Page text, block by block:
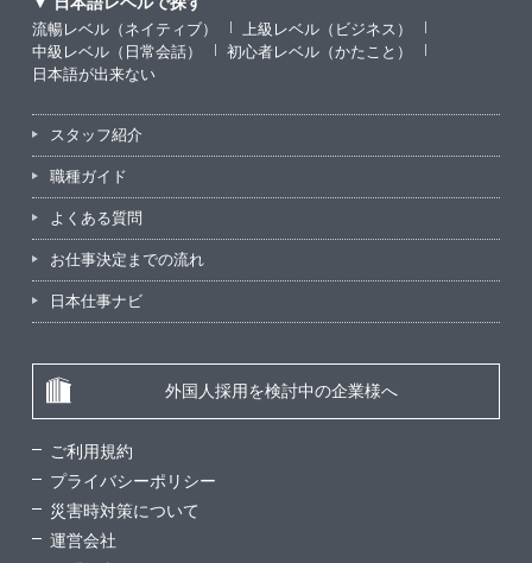
流暢レベル（ネイティブ）
上級レベル（ビジネス）
中級レベル（日常会話）
初心者レベル（かたこと）
日本語が出来ない
スタッフ紹介
職種ガイド
よくある質問
お仕事決定までの流れ
日本仕事ナビ
外国人採用を検討中の企業様へ
ご利用規約
プライバシーポリシー
災害時対策について
運営会社